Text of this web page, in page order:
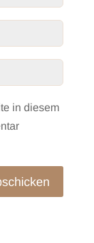
in diesem